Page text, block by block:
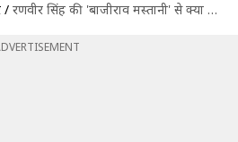
/ रणवीर सिंह की 'बाजीराव मस्तानी' से क्या है रोहित शेट्टी की 'सर्कस' का कनेक्शन?